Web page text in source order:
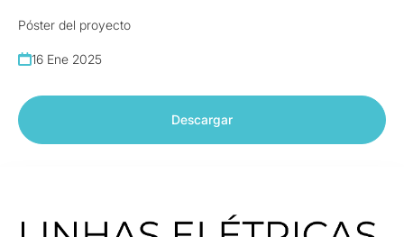
Póster del proyecto
16 Ene 2025
Descargar